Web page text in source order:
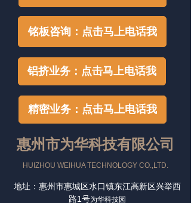
HUIZHOU WEIHUA TECHNOLOGY CO.,LTD.
惠州市为华科技有限公司
地址：惠州市惠城区水口镇东江高新区兴举西
路1号为华科技园
铝挤业务：点击马上电话我
铭板咨询：点击马上电话我
精密业务：点击马上电话我